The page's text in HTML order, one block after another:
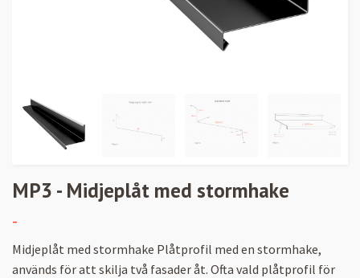
MP3 - Midjeplåt med stormhake
-
Midjeplåt med stormhake Plåtprofil med en stormhake,
används för att skilja två fasader åt. Ofta vald plåtprofil för